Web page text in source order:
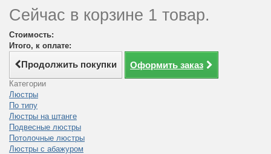
Сейчас в корзине 1 товар.
Стоимость:
Итого, к оплате:
Продолжить покупки Оформить заказ
Категории
Люстры
По типу
Люстры на штанге
Подвесные люстры
Потолочные люстры
Люстры с абажуром